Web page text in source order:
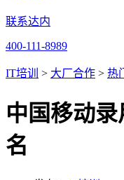
联系达内
400-111-8989
IT培训 > 大厂合作 > 热
中国移动
名